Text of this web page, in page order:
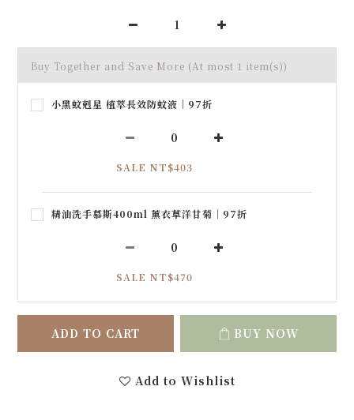
Buy Together and Save More (At most 1 item(s))
小黑蚊剋星 植萃長效防蚊液｜97折
SALE NT$403
精油洗手慕斯400ml 薰衣草洋甘菊｜97折
SALE NT$470
ADD TO CART BUY NOW
Add to Wishlist